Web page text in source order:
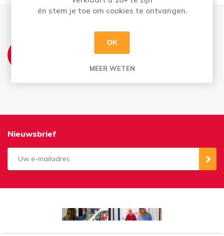
THUISLEVERING:
Nieuwsbrief
én stem je toe om cookies te ontvangen.
OK
MEER WETEN